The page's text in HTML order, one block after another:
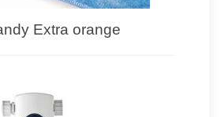
Extra orange